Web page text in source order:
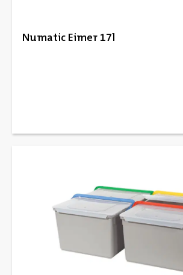
Numatic Eimer 17l